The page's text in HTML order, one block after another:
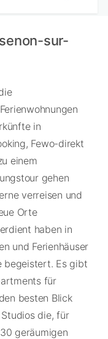
sur-
in
Fewo-direkt
einem
gehen
verreisen und
Orte
haben in
und Ferienhäuser
begeistert. Es gibt
für
besten Blick
die, für
geräumigen